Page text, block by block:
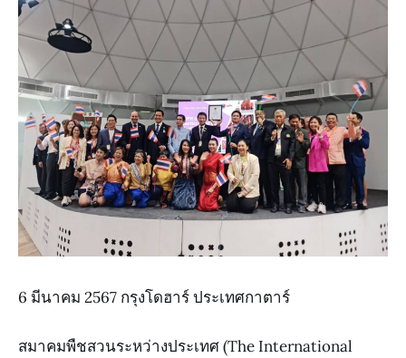
6 มีนาคม 2567 กรุงโดฮาร์ ประเทศกาตาร์
สมาคมพืชสวนระหว่างประเทศ (The International